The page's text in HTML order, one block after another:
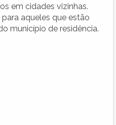
em cidades vizinhas.
aqueles que estão
município de residência.